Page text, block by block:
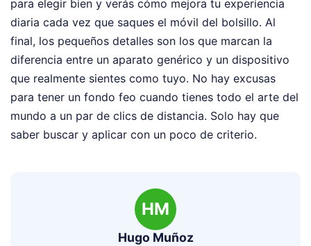
para elegir bien y verás cómo mejora tu experiencia
diaria cada vez que saques el móvil del bolsillo. Al
final, los pequeños detalles son los que marcan la
diferencia entre un aparato genérico y un dispositivo
que realmente sientes como tuyo. No hay excusas
para tener un fondo feo cuando tienes todo el arte del
mundo a un par de clics de distancia. Solo hay que
saber buscar y aplicar con un poco de criterio.
HM
Hugo Muñoz